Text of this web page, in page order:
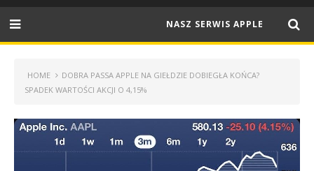
NASZ SERWIS APPLE
HOME
DOBRA PASSA APPLE NA GIEŁDZIE DOBIEGŁA KOŃCA?
SPADEK WARTOŚCI AKCJI O 4,15%